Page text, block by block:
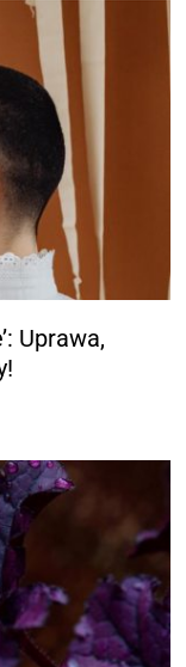
Uprawa,